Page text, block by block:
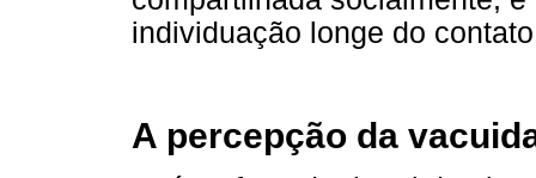
individuação longe do
A percepção da